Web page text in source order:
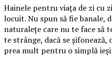
Hainele pentru viața de zi cu
locuit. Nu spun să fie banale,
naturalețe care nu te face să
te strânge, dacă se șifonează,
prea mult pentru o simplă